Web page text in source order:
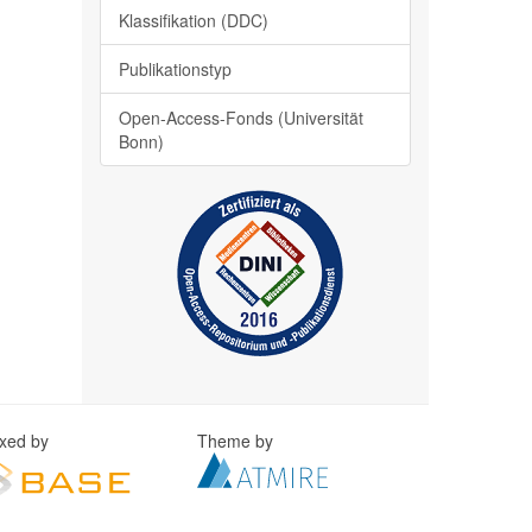
Klassifikation (DDC)
Publikationstyp
Open-Access-Fonds (Universität
Bonn)
by Theme by